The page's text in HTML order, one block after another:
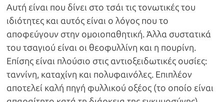
Αυτή είναι που δίνει στο τσάι τις τονωτικές του
ιδιότητες και αυτός είναι ο λόγος που το
αποφεύγουν στην ομοιοπαθητική. Άλλα συστατικά
του τσαγιού είναι οι θεοφυλλίνη και η πουρίνη.
Επίσης είναι πλούσιο στις αντιοξειδωτικές ουσίες:
ταννίνη, καταχίνη και πολυφαινόλες. Επιπλέον
αποτελεί καλή πηγή φυλλικού οξέος (το οποίο είναι